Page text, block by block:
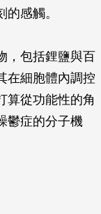
感觸。
，包括鋰鹽與百
在細胞體內調控
算從功能性的角
鬱症的分子機